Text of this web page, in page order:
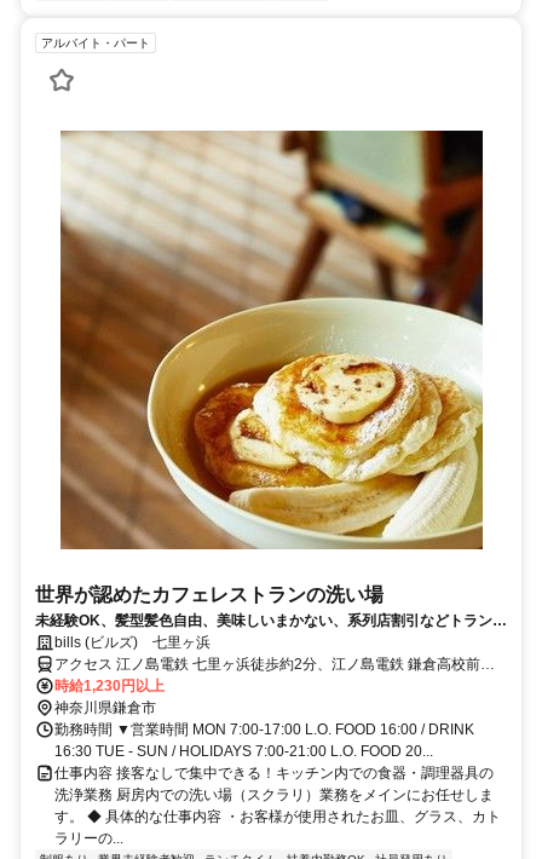
アルバイト・パート
世界が認めたカフェレストランの洗い場
未経験OK、髪型髪色自由、美味しいまかない、系列店割引などトランジ
ットならではの厚待遇♪接客なしの黙々作業なので安心！著名人にも愛さ
れ、各国メディアで「世界一の朝食」と称されたbillsで働こう！
bills (ビルズ) 七里ヶ浜
アクセス 江ノ島電鉄 七里ヶ浜徒歩約2分、江ノ島電鉄 鎌倉高校前東
口徒歩約11分、江ノ島電鉄 稲村ヶ崎徒歩約15分 江ノ島電鉄 七里ヶ浜
駅 徒歩1分
時給1,230円以上
神奈川県鎌倉市
勤務時間 ▼営業時間 MON 7:00-17:00 L.O. FOOD 16:00 / DRINK
16:30 TUE - SUN / HOLIDAYS 7:00-21:00 L.O. FOOD 20...
仕事内容 接客なしで集中できる！キッチン内での食器・調理器具の
洗浄業務 厨房内での洗い場（スクラリ）業務をメインにお任せしま
す。 ◆ 具体的な仕事内容 ・お客様が使用されたお皿、グラス、カト
ラリーの...